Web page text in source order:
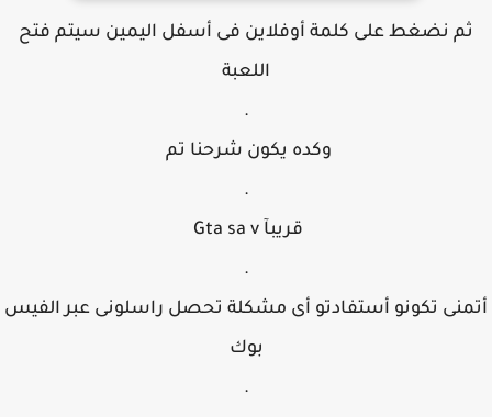
ثم نضغط على كلمة أوفلاين فى أسفل اليمين سيتم فتح
اللعبة
وكده يكون شرحنا تم
قريبآ Gta sa v
تكونو أستفادتو أى مشكلة تحصل راسلونى عبر الفيس
بوك